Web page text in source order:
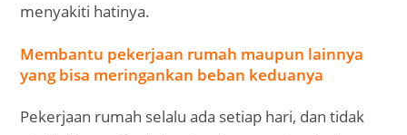
menyakiti hatinya.
Membantu pekerjaan rumah maupun lainnya
yang bisa meringankan beban keduanya
Pekerjaan rumah selalu ada setiap hari, dan tidak